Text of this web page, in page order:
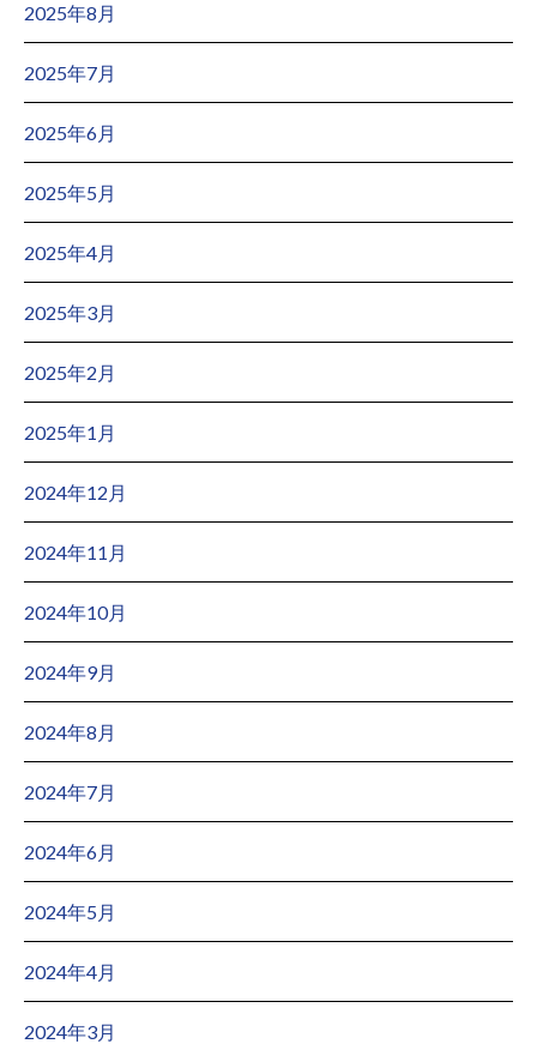
2025年8月
2025年7月
2025年6月
2025年5月
2025年4月
2025年3月
2025年2月
2025年1月
2024年12月
2024年11月
2024年10月
2024年9月
2024年8月
2024年7月
2024年6月
2024年5月
2024年4月
2024年3月